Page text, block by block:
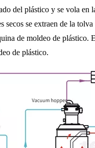
del plástico y se vola
secos se extraen de la
de moldeo de plástico.
de plástico.